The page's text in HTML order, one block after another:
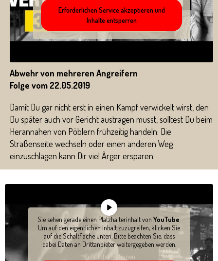
Erforderlichen Service akzeptieren und
Inhalte entsperren
Abwehr von mehreren Angreifern
Folge vom 22.05.2019
Damit Du gar nicht erst in einen Kampf verwickelt wirst, den
Du später auch vor Gericht austragen musst, solltest Du beim
Herannahen von Pöblern frühzeitig handeln: Die
Straßenseite wechseln oder einen anderen Weg
einzuschlagen kann Dir viel Ärger ersparen.
Sie sehen gerade einen Platzhalterinhalt von YouTube
Um auf den eigentlichen Inhalt zuzugreifen, klicken Sie
auf die Schaltfläche unten. Bitte beachten Sie, dass
dabei Daten an Drittanbieter weitergegeben werden.
Mehr Informationen